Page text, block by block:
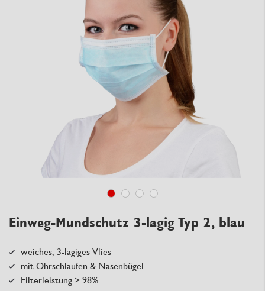
Einweg-Mundschutz 3-lagig Typ 2, blau
weiches, 3-lagiges Vlies
mit Ohrschlaufen & Nasenbügel
Filterleistung > 98%